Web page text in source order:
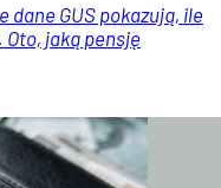
dane GUS pokazują, ile
jaką pensję